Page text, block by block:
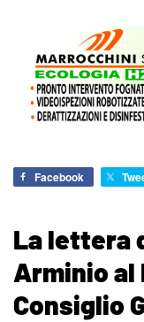
Facebook
La lettera
Arminio al
Consiglio